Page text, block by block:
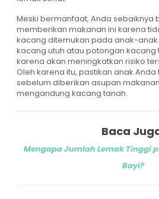
Meski bermanfaat, Anda sebaiknya
memberikan makanan ini karena
kacang ditemukan pada anak-
kacang utuh atau potongan kacang
karena akan meningkatkan risiko
Oleh karena itu, pastikan anak
sebelum diberikan asupan
mengandung kacang tanah.
Baca
Mengapa Jumlah Lemak Tinggi
Bayi?